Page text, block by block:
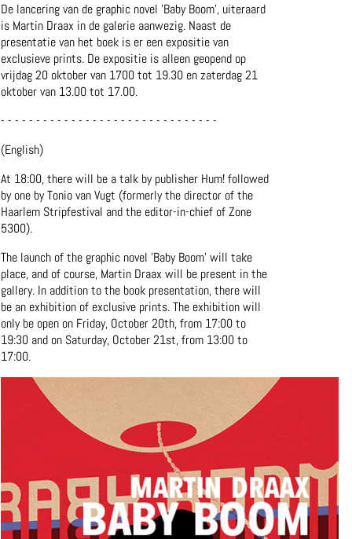
De lancering van de graphic novel 'Baby Boom', uiteraard
is Martin Draax in de galerie aanwezig. Naast de
presentatie van het boek is er een expositie van
exclusieve prints. De expositie is alleen geopend op
vrijdag 20 oktober van 1700 tot 19.30 en zaterdag 21
oktober van 13.00 tot 17.00.
- - - - - - - - - - - - - - - - - - - - - - - - - - - - - - -
(English)
At 18:00, there will be a talk by publisher Hum! followed
by one by Tonio van Vugt (formerly the director of the
Haarlem Stripfestival and the editor-in-chief of Zone
5300).
The launch of the graphic novel 'Baby Boom' will take
place, and of course, Martin Draax will be present in the
gallery. In addition to the book presentation, there will
be an exhibition of exclusive prints. The exhibition will
only be open on Friday, October 20th, from 17:00 to
19:30 and on Saturday, October 21st, from 13:00 to
17:00.